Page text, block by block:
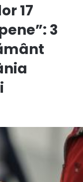
17
3